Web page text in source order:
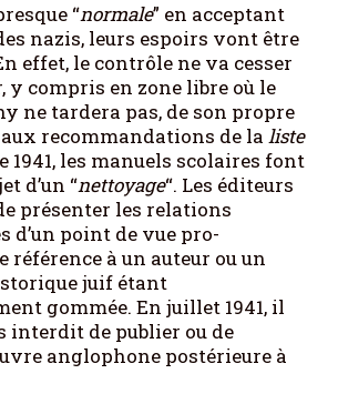
“normale” en acceptant
nazis, leurs espoirs vont être
effet, le contrôle ne va cesser
y compris en zone libre où le
ne tardera pas, de son propre
recommandations de la liste
1941, les manuels scolaires font
d’un “nettoyage“. Les éditeurs
présenter les relations
d’un point de vue pro-
référence à un auteur ou un
juif étant
gommée. En juillet 1941, il
interdit de publier ou de
anglophone postérieure à